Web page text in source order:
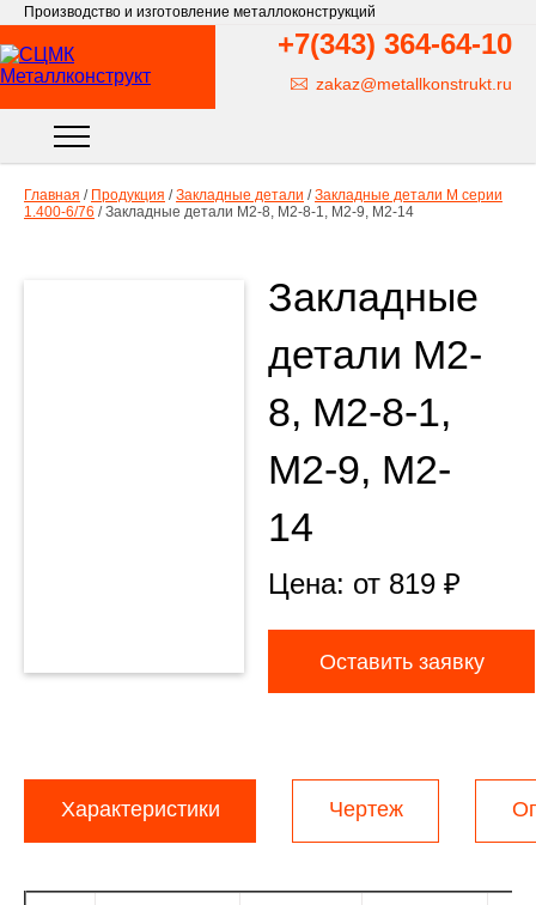
Производство и изготовление металлоконструкций
+7(343) 364-64-10
zakaz@metallkonstrukt.ru
Главная / Продукция / Закладные детали / Закладные детали М серии
1.400-6/76 / Закладные детали М2-8, М2-8-1, М2-9, М2-14
Закладные
детали М2-
8, М2-8-1,
М2-9, М2-
14
Цена: от 819 ₽
Оставить заявку
Характеристики Чертеж